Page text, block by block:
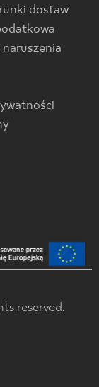
dostaw
naruszenia
reserved.